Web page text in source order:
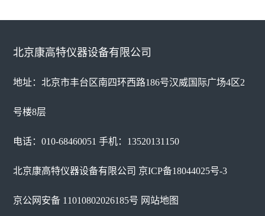
北京康高特仪器设备有限公司
地址：北京市丰台区南四环西路186号汉威国际广场4区2
号楼8层
电话：010-68460051 手机：13520131150
北京康高特仪器设备有限公司 京ICP备18044025号-3
京公网安备 11010802026185号 网站地图